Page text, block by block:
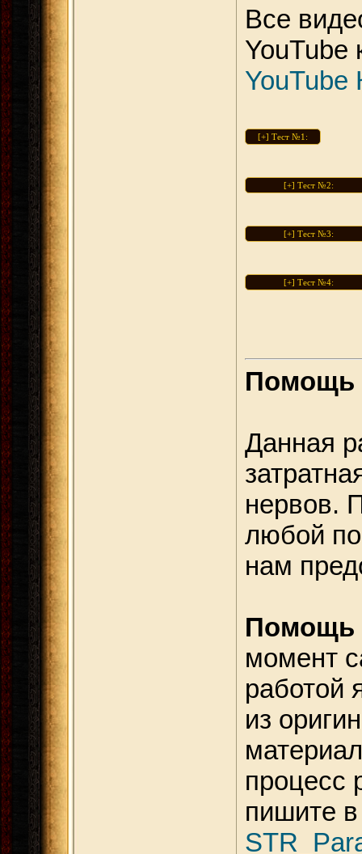
Все
YouTube
YouTube
Помощь
Данная
нервов.
любой
нам
Помощь
момент
работой
из
процесс
пишите